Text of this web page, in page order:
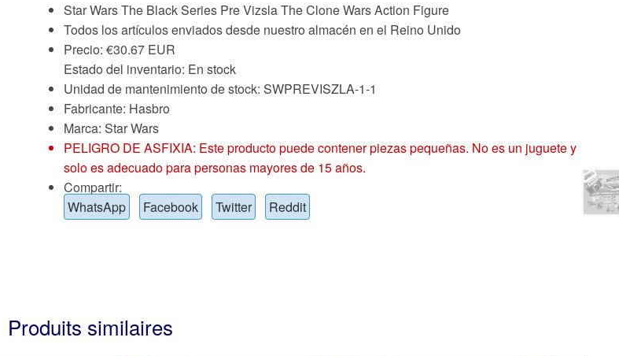
Star Wars The Black Series Pre Vizsla The Clone Wars Action Figure
Todos los artículos enviados desde nuestro almacén en el Reino Unido
Precio: €30.67 EUR
Estado del inventario: En stock
Unidad de mantenimiento de stock: SWPREVISZLA-1-1
Fabricante: Hasbro
Marca: Star Wars
PELIGRO DE ASFIXIA: Este producto puede contener piezas pequeñas. No es un juguete y
solo es adecuado para personas mayores de 15 años.
Compartir:
WhatsApp
Facebook Twitter Reddit
Produits similaires